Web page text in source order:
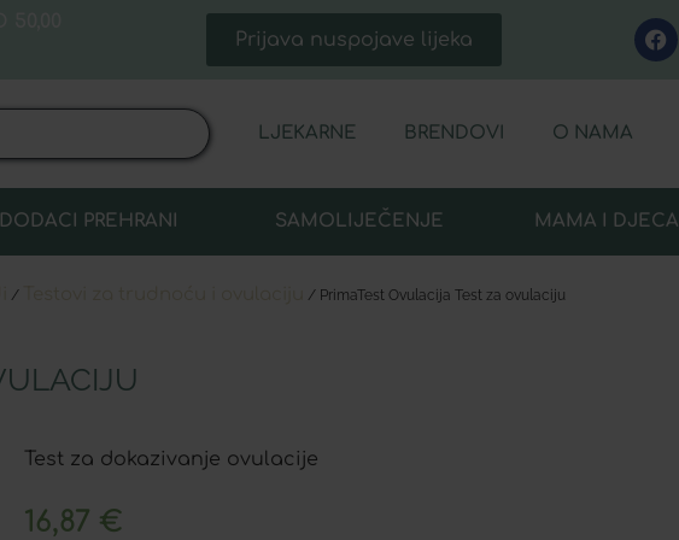
Prijava nuspojave lijeka
LJEKARNE BRENDOVI O NAMA
DODACI PREHRANI SAMOLIJEČENJE MAMA I DJECA
/ / PrimaTest Ovulacija Test za ovulaciju
Test za dokazivanje ovulacije
16,87 €